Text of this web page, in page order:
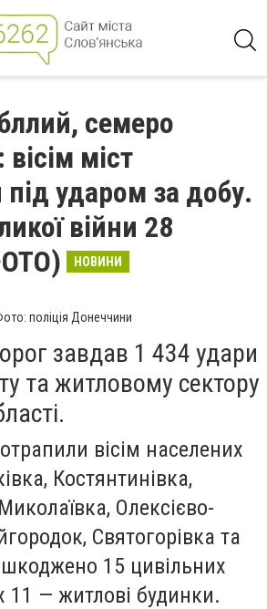
семеро
міст
ударом за добу.
війни 28
НОВИНИ
поліція Донеччини
завдав 1 434 удари
та житловому сектору
вісім населених
Костянтинівка,
Олексієво-
Святогорівка та
15 цивільних
11 — житлові будинки.